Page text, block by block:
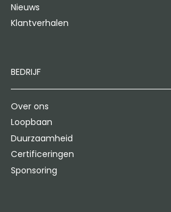
Nieuws
Klantverhalen
BEDRIJF
Over ons
Loopbaan
Duurzaamheid
Certificeringen
Sponsoring